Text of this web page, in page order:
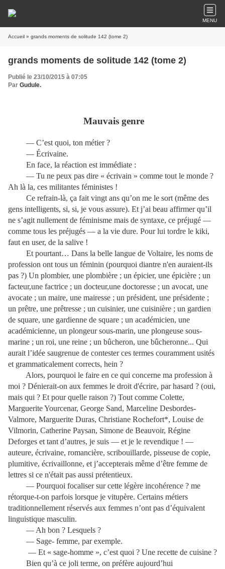
MENU
Accueil » grands moments de solitude 142 (tome 2)
grands moments de solitude 142 (tome 2)
Publié le 23/10/2015 à 07:05
Par Gudule.
Mauvais genre
— C’est quoi, ton métier ?
— Écrivaine.
En face, la réaction est immédiate :
— Tu ne peux pas dire « écrivain » comme tout le monde ?
Ah là la, ces militantes féministes !
Ce refrain-là, ça fait vingt ans qu’on me le sort (même des
gens intelligents, si, si, je vous assure). Et j’ai beau affirmer qu’il
ne s’agit nullement de féminisme mais de syntaxe, ce préjugé —
comme tous les préjugés — a la vie dure. Pour lui tordre le kiki,
faut en user, de la salive !
Et pourtant… Dans la belle langue de Voltaire, les noms de
profession ont tous un féminin (pourquoi diantre n'en auraient-ils
pas ?) Un plombier, une plombière ; un épicier, une épicière ; un
facteur,une factrice ; un docteur,une doctoresse ; un avocat, une
avocate ; un maire, une mairesse ; un président, une présidente ;
un prêtre, une prêtresse ; un cuisinier, une cuisinière ; un gardien
de square, une gardienne de square ; un académicien, une
académicienne, un plongeur sous-marin, une plongeuse sous-
marine ; un roi, une reine ; un bûcheron, une bûcheronne... Qui
aurait l’idée saugrenue de contester ces termes couramment usités
et grammaticalement corrects, hein ?
Alors, pourquoi le faire en ce qui concerne ma profession à
moi ? Dénierait-on aux femmes le droit d'écrire, par hasard ? (oui,
mais qui ? Et pour quelle raison ?) Tout comme Colette,
Marguerite Yourcenar, George Sand, Marceline Desbordes-
Valmore, Marguerite Duras, Christiane Rochefort*, Louise de
Vilmorin, Catherine Paysan, Simone de Beauvoir, Régine
Deforges et tant d’autres, je suis — et je le revendique ! —
auteure, écrivaine, romancière, scribouillarde, pisseuse de copie,
plumitive, écrivaillonne, et j’accepterais même d’être femme de
lettres si ce n'était pas aussi prétentieux.
— Pourquoi focaliser sur cette légère incohérence ? me
rétorque-t-on parfois lorsque je vitupère. Certains métiers
traditionnellement réservés aux femmes n’ont pas d’équivalent
linguistique masculin.
— Ah bon ? Lesquels ?
— Sage- femme, par exemple.
­ — Et « sage-homme », c’est quoi ? Une recette de cuisine ?
Bien qu’à ce joli terme, on préfère aujourd’hui